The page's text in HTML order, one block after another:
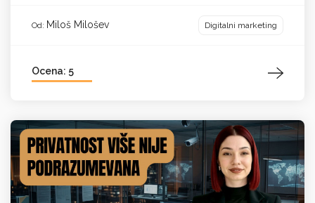
Od: Miloš Milošev Digitalni marketing
Ocena: 5